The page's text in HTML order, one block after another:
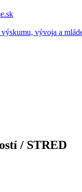
vývoja a
/ STRED